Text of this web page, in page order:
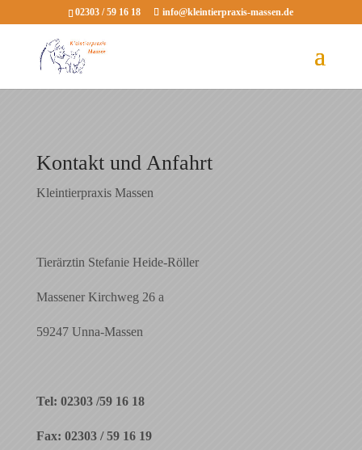
02303 / 59 16 18 info@kleintierpraxis-massen.de
Kontakt und Anfahrt
Kleintierpraxis Massen
Tierärztin Stefanie Heide-Röller
Massener Kirchweg 26 a
59247 Unna-Massen
Tel: 02303 /59 16 18
Fax: 02303 / 59 16 19